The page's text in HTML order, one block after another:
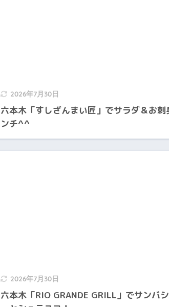
2026年7月30日
六本木「すしざんまい匠」でサラダ＆お刺
ンチ^^
2026年7月30日
六本木「RIO GRANDE GRILL」でサンバ